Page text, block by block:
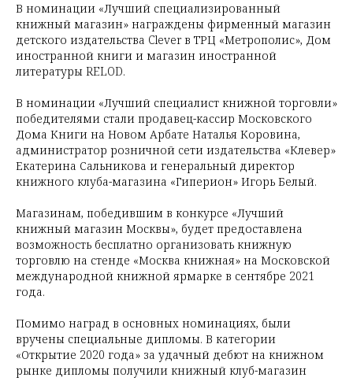
В номинации «Лучший специализированный
книжный магазин» награждены фирменный магазин
детского издательства Clever в ТРЦ «Метрополис», Дом
иностранной книги и магазин иностранной
литературы RELOD.
В номинации «Лучший специалист книжной торговли»
победителями стали продавец-кассир Московского
Дома Книги на Новом Арбате Наталья Коровина,
администратор розничной сети издательства «Клевер»
Екатерина Сальникова и генеральный директор
книжного клуба-магазина «Гиперион» Игорь Белый.
Магазинам, победившим в конкурсе «Лучший
книжный магазин Москвы», будет предоставлена
возможность бесплатно организовать книжную
торговлю на стенде «Москва книжная» на Московской
международной книжной ярмарке в сентябре 2021
года.
Помимо наград в основных номинациях, были
вручены специальные дипломы. В категории
«Открытие 2020 года» за удачный дебют на книжном
рынке дипломы получили книжный клуб-магазин